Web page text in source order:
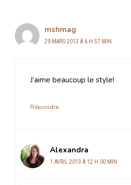
mshmag
29 MARS 2013 À 6 H 57 MIN
J’aime beaucoup le style!
Répondre
Alexandra
1 AVRIL 2013 À 12 H 00 MIN